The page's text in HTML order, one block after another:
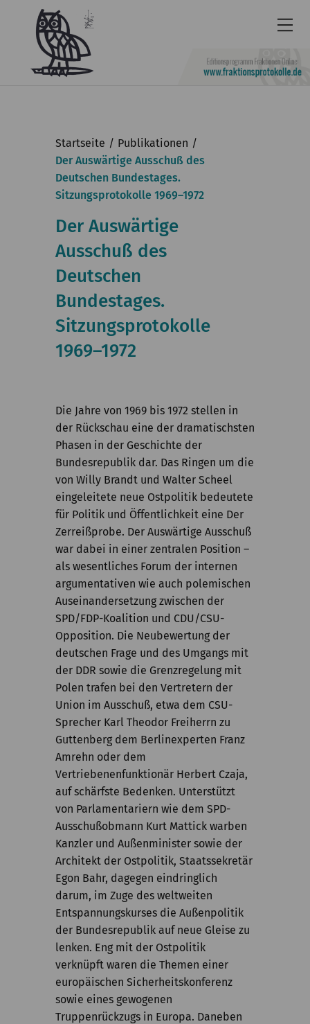
Leichte
Sprache
English
KGParl
Aktuelles
Kommission
Institut
Publikationen
Startseite
Publikationen
Der Auswärtige Ausschuß des
Deutschen Bundestages.
Sitzungsprotokolle 1969–1972
Der Auswärtige
Ausschuß des
Deutschen
Bundestages.
Sitzungsprotokolle
1969–1972
Die Jahre von 1969 bis 1972 stellen in
der Rückschau eine der dramatischsten
Phasen in der Geschichte der
Bundesrepublik dar. Das Ringen um die
von Willy Brandt und Walter Scheel
eingeleitete neue Ostpolitik bedeutete
für Politik und Öffentlichkeit eine Der
Zerreißprobe. Der Auswärtige Ausschuß
war dabei in einer zentralen Position –
als wesentliches Forum der internen
argumentativen wie auch polemischen
Auseinandersetzung zwischen der
SPD/FDP-Koalition und CDU/CSU-
Opposition. Die Neubewertung der
deutschen Frage und des Umgangs mit
der DDR sowie die Grenzregelung mit
Polen trafen bei den Vertretern der
Union im Ausschuß, etwa dem CSU-
Sprecher Karl Theodor Freiherrn zu
Guttenberg dem Berlinexperten Franz
Amrehn oder dem
Vertriebenenfunktionär Herbert Czaja,
auf schärfste Bedenken. Unterstützt
von Parlamentariern wie dem SPD-
Ausschußobmann Kurt Mattick warben
Kanzler und Außenminister sowie der
Architekt der Ostpolitik, Staatssekretär
Egon Bahr, dagegen eindringlich
darum, im Zuge des weltweiten
Entspannungskurses die Außenpolitik
der Bundesrepublik auf neue Gleise zu
lenken. Eng mit der Ostpolitik
verknüpft waren die Themen einer
europäischen Sicherheitskonferenz
sowie eines gewogenen
Truppenrückzugs in Europa. Daneben